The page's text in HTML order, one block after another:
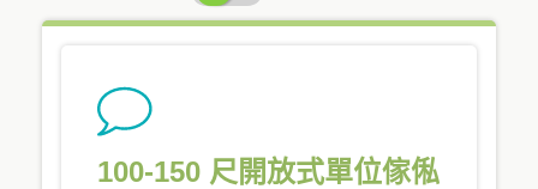
PRICING
100-150 尺開放式單位傢俬